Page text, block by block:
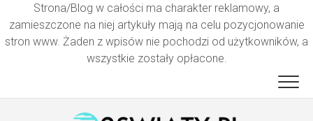
Strona/Blog w całości ma charakter reklamowy, a
zamieszczone na niej artykuły mają na celu pozycjonowanie
stron www. Żaden z wpisów nie pochodzi od użytkowników, a
wszystkie zostały opłacone.